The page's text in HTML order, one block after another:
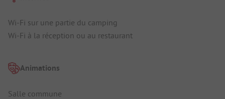
Wi-Fi sur une partie du camping
Wi-Fi à la réception ou au restaurant
Animations
Salle commune